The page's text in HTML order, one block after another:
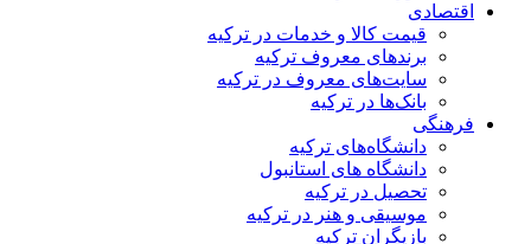
قیمت کالا و خدمات در ترکیه
برندهای معروف ترکیه
سایت‌های معروف در ترکیه
بانک‌ها در ترکیه
دانشگاه‌های ترکیه
دانشگاه های استانبول
تحصیل در ترکیه
موسیقی و هنر در ترکیه
بازیگران ترکیه